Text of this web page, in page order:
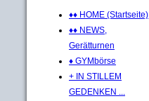
♦♦ HOME (Startseite)
♦♦ NEWS,
Gerätturnen
♦ GYMbörse
+ IN STILLEM
GEDENKEN ...